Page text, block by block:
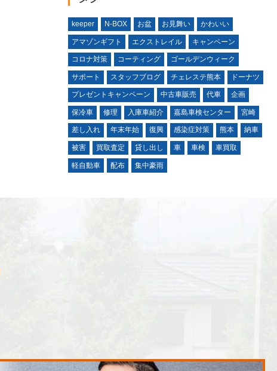
keeper N-BOX お盆 お見舞い かわいい
アマゾンギフト エクストレイル キャンペーン
コロナ対策 コーティング ゴールデンウィーク
サポート スタッフブログ チェレステ熊本 ドーナツ
プレゼントキャンペーン 中古車販売 代車 企画
保冷車 修理 入庫車紹介 嘉島車検センター 宮崎
差し入れ 年末年始 復興 感染症対策 熊本 納車
被害 買取査定 貸し出し 車 車検 車買取
軽自動車 配布 集中豪雨